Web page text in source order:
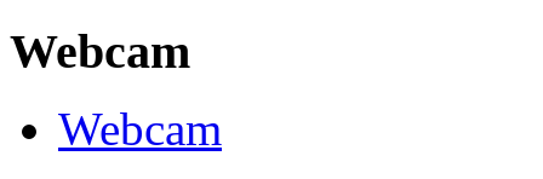
Webcam
Webcam